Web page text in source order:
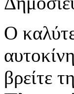
Ο
βρείτε